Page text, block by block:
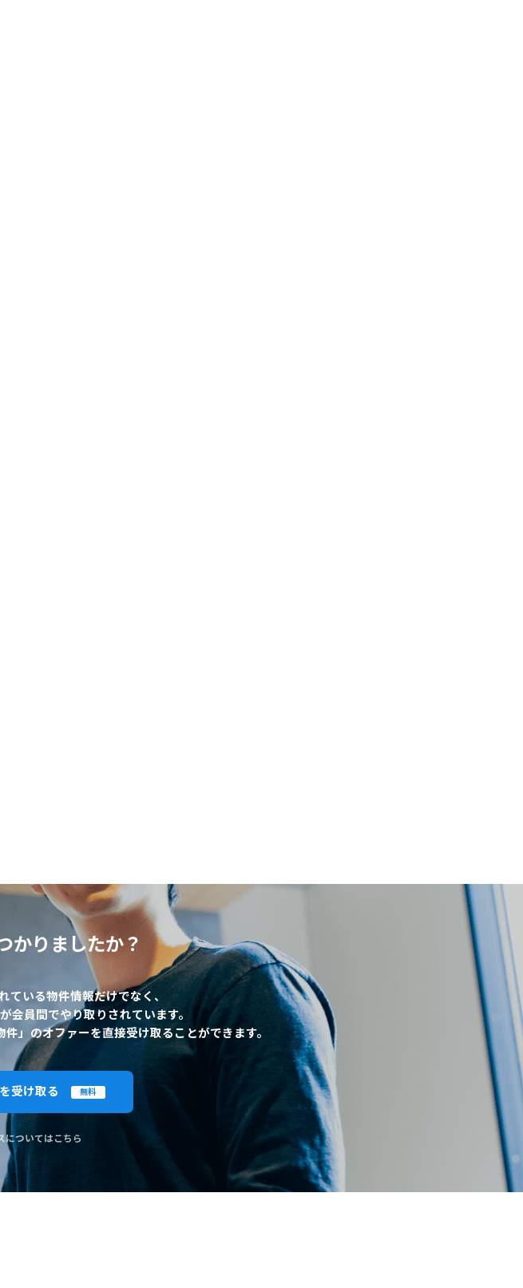
かりましたか？
ている物件情報だけでなく、
会員間でやり取りされています。
」のオファーを直接受け取ることができます。
受け取る 無料
についてはこちら
小田急線 新宿駅」では検索結果が異なる場合があります。）